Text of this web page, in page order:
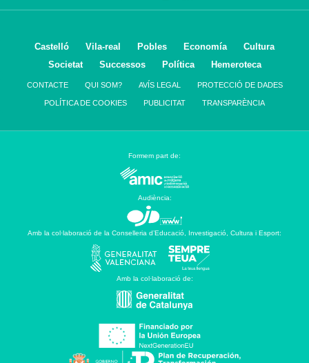
Castelló Vila-real Pobles Economía
Cultura
Societat
Successos Política Hemeroteca
CONTACTE QUI SOM? AVÍS LEGAL PROTECCIÓ DE DADES
POLÍTICA DE COOKIES PUBLICITAT TRANSPARÈNCIA
Formem part de:
Audiència:
Amb la col·laboració de la Conselleria d’Educació, Investigació, Cultura i Esport:
Amb la col·laboració de: